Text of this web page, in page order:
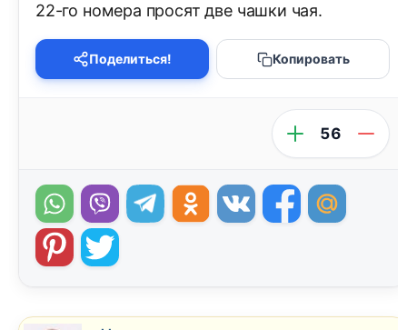
22-го номера просят две чашки чая.
Поделиться! Копировать
56